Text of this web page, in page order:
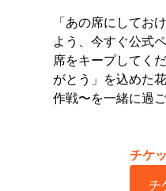
「あの席にしてお
よう、今すぐ公式
席をキープしてく
がとう」を込めた
作戦〜を一緒に過
チケ
チ